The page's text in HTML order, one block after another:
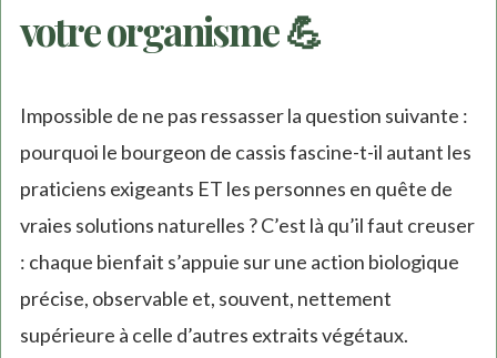
votre organisme 💪
Impossible de ne pas ressasser la question suivante :
pourquoi le bourgeon de cassis fascine-t-il autant les
praticiens exigeants ET les personnes en quête de
vraies solutions naturelles ? C’est là qu’il faut creuser
: chaque bienfait s’appuie sur une action biologique
précise, observable et, souvent, nettement
supérieure à celle d’autres extraits végétaux.